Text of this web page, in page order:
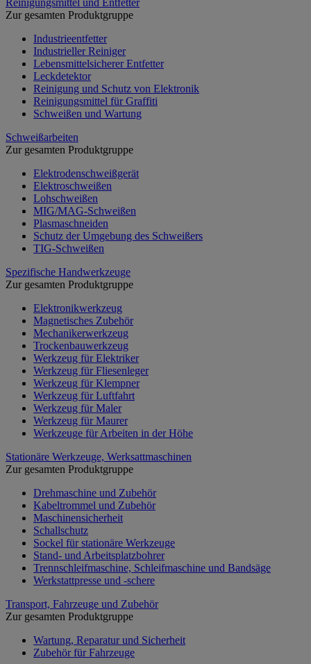
Zur gesamten Produktgruppe
Industrieentfetter
Industrieller Reiniger
Lebensmittelsicherer Entfetter
Leckdetektor
Reinigung und Schutz von Elektronik
Reinigungsmittel für Graffiti
Schweißen und Wartung
Schweißarbeiten
Zur gesamten Produktgruppe
Elektrodenschweißgerät
Elektroschweißen
Lohschweißen
MIG/MAG-Schweißen
Plasmaschneiden
Schutz der Umgebung des Schweißers
TIG-Schweißen
Spezifische Handwerkzeuge
Zur gesamten Produktgruppe
Elektronikwerkzeug
Magnetisches Zubehör
Mechanikerwerkzeug
Trockenbauwerkzeug
Werkzeug für Elektriker
Werkzeug für Fliesenleger
Werkzeug für Klempner
Werkzeug für Luftfahrt
Werkzeug für Maler
Werkzeug für Maurer
Werkzeuge für Arbeiten in der Höhe
Stationäre Werkzeuge, Werksattmaschinen
Zur gesamten Produktgruppe
Drehmaschine und Zubehör
Kabeltrommel und Zubehör
Maschinensicherheit
Schallschutz
Sockel für stationäre Werkzeuge
Stand- und Arbeitsplatzbohrer
Trennschleifmaschine, Schleifmaschine und Bandsäge
Werkstattpresse und -schere
Transport, Fahrzeuge und Zubehör
Zur gesamten Produktgruppe
Wartung, Reparatur und Sicherheit
Zubehör für Fahrzeuge